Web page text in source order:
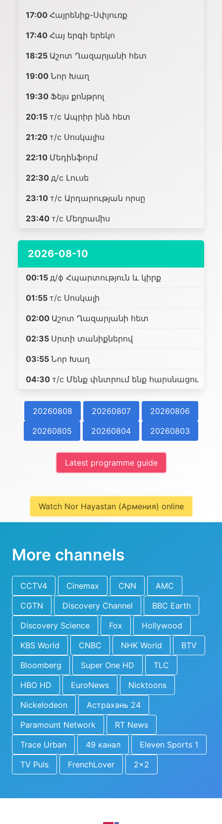
17:00 Հայրենիք-Սփյուռք
17:40 Հայ երգի երեկո
18:25 Աշոտ Ղազարյանի հետ
19:00 Նոր Խաղ
19:30 Ֆեյս քոնթրոլ
20:15 т/с Ապրիր ինձ հետ
21:20 т/с Սոսկալիս
22:10 Մեդինֆորմ
22:30 д/с Լուսե
23:10 т/с Արդարության որսը
23:40 т/с Մեղրամիս
2026-08-10
00:15 д/ф Հպարտություն և կիրք
01:55 т/с Սոսկալի
02:00 Աշոտ Ղազարյանի հետ
02:35 Սրտի տանիքներով
03:55 Նոր Խաղ
04:30 т/с Մենք փնտրում ենք հարսնացու
20260808 20260807
20260806
20260805
20260804 20260803
Latest programme guide
Watch Nor Hayastan (Армения) online
More channels
CCTV4 Cinemax CNN
AMC
CGTN
Discovery Channel
BBC Earth
Discovery Science
Fox
Hollywood
KBS World
CNBC NHK World
BTV
Bloomberg
Super One HD
TLC
HBO HD
EuroNews
Nicktoons
Nickelodeon
Астрахань 24
Paramount Network
RT News
Trace Urban
49 канал
Eleven Sports 1
TV Puls
FrenchLover 2x2